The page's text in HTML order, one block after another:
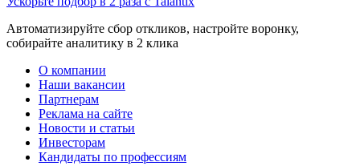
Автоматизируйте сбор откликов, настройте воронку,
собирайте аналитику в 2 клика
О компании
Наши вакансии
Партнерам
Реклама на сайте
Новости и статьи
Инвесторам
Кандидаты по профессиям